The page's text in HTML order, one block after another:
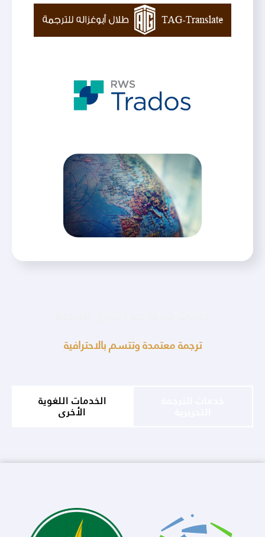
ترجمة معتمدة وتتسم بالاحترافية
الخدمات اللغوية
الأخرى